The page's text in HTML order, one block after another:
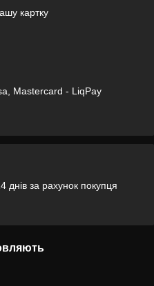
картку
Mastercard - LiqPay
за рахунок покупця